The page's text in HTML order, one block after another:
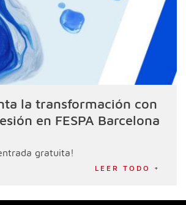
la transformación con
en FESPA Barcelona
gratuita!
LEER TODO +